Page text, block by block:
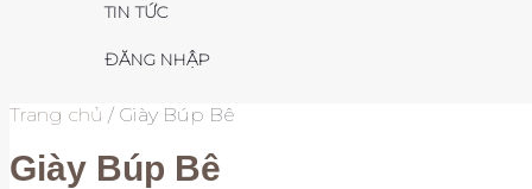
TIN TỨC
ĐĂNG NHẬP
Trang chủ / Giày Búp Bê
Giày Búp Bê